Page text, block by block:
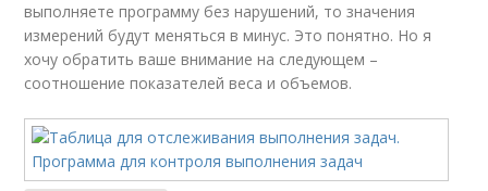
выполняете программу без нарушений, то значения
измерений будут меняться в минус. Это понятно. Но я
хочу обратить ваше внимание на следующем –
соотношение показателей веса и объемов.